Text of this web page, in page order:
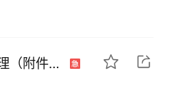
售后服务产品开发经理（附件&化学品方向）